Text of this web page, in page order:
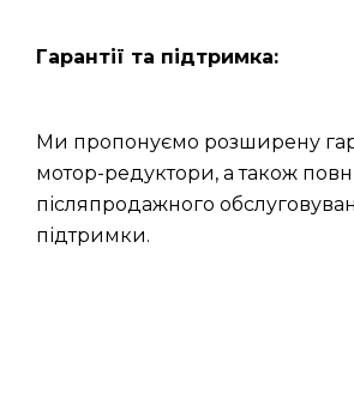
Гарантії та підтримка:
Ми пропонуємо розширену
мотор-редуктори, а також
післяпродажного
підтримки.